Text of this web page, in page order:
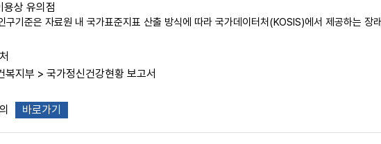
용상 유의점
구기준은 자료원 내 국가표준지표 산출 방식에 따라 국가데이터처(KOSIS)에서 제공하는 장
복지부 > 국가정신건강현황 보고서
바로가기